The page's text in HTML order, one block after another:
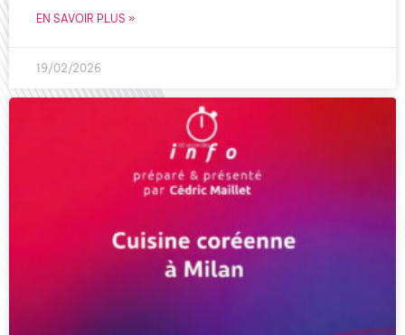
EN SAVOIR PLUS »
19/02/2026